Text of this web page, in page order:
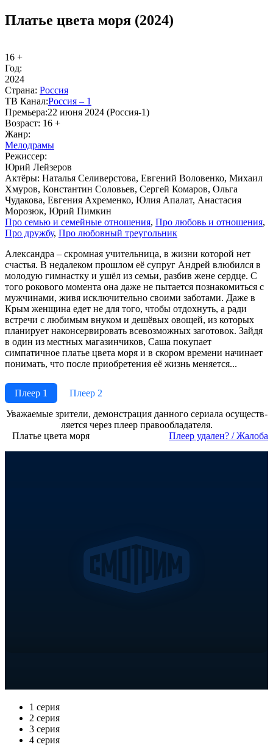
Платье цвета моря (2024)
16 +
Год:
2024
Стра­на: Рос­сия
ТВ Ка­нал:Рос­сия – 1
Пре­мье­ра:22 июня 2024 (Россия-1)
Воз­раст: 16 +
Жанр:
Ме­ло­дра­мы
Ре­жис­сер:
Юрий Лейзеров
Ак­тё­ры: Наталья Селиверстова, Евгений Воловенко, Михаил
Хмуров, Константин Соловьев, Сергей Комаров, Ольга
Чудакова, Евгения Ахременко, Юлия Апалат, Анастасия
Морозюк, Юрий Пимкин
Про се­мью и се­мей­ные от­но­ше­ния, Про лю­бовь и от­но­ше­ния,
Про друж­бу, Про лю­бов­ный тре­уголь­ник
Александра – скромная учительница, в жизни которой нет
счастья. В недалеком прошлом её супруг Андрей влюбился в
молодую гимнастку и ушёл из семьи, разбив жене сердце. С
того рокового момента она даже не пытается познакомиться с
мужчинами, живя исключительно своими заботами. Даже в
Крым женщина едет не для того, чтобы отдохнуть, а ради
встречи с любимым внуком и дешёвых овощей, из которых
планирует наконсервировать всевозможных заготовок. Зайдя
в один из местных магазинчиков, Саша покупает
симпатичное платье цвета моря и в скором времени начинает
понимать, что после приобретения её жизнь меняется...
Плеер 1
Плеер 2
Ува­жае­мые зри­те­ли, де­мон­ст­ра­ция дан­но­го се­риа­ла осу­ще­ст­в­
ля­ет­ся че­рез пле­ер пра­во­об­ла­да­те­ля.
Платье цвета моря
Пле­ер уда­лен? / Жа­ло­ба
1 серия
2 серия
3 серия
4 серия